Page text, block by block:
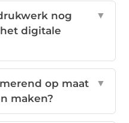
nog
digitale
▼
op maat
maken?
▼